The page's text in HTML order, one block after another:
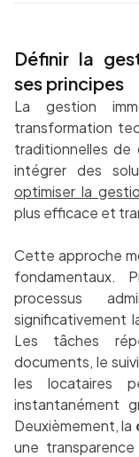
Définir la
ses principes
La gestion
transformation
traditionnelles de
intégrer des
optimiser la
plus efficace et
Cette approche
fondamentaux.
processus
significativement
Les tâches
documents, le
les locataires
instantanément
Deuxièmement, la
une